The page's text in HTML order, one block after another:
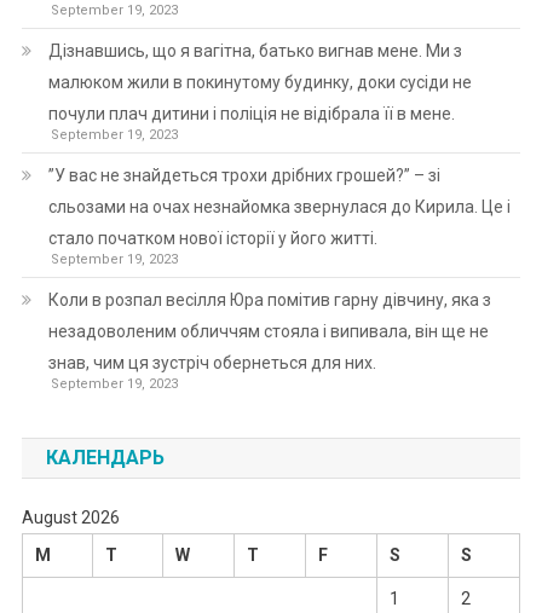
September 19, 2023
Дізнавшись, що я вагітна, батько вигнав мене. Ми з
малюком жили в покинутому будинку, доки сусіди не
почули плач дитини і поліція не відібрала її в мене.
September 19, 2023
”У вас не знайдеться трохи дрібних грошей?” – зі
сльозами на очах незнайомка звернулася до Кирила. Це і
стало початком нової історії у його житті.
September 19, 2023
Коли в розпал весілля Юра помітив гарну дівчину, яка з
незадоволеним обличчям стояла і випивала, він ще не
знав, чим ця зустріч обернеться для них.
September 19, 2023
КАЛЕНДАРЬ
August 2026
M
T W T F S S
1 2